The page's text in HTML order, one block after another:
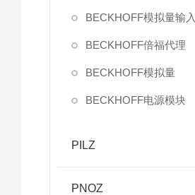
BECKHOFF模拟量输入
BECKHOFF倍福代理
BECKHOFF模拟量
BECKHOFF电源模块
PILZ
PNOZ